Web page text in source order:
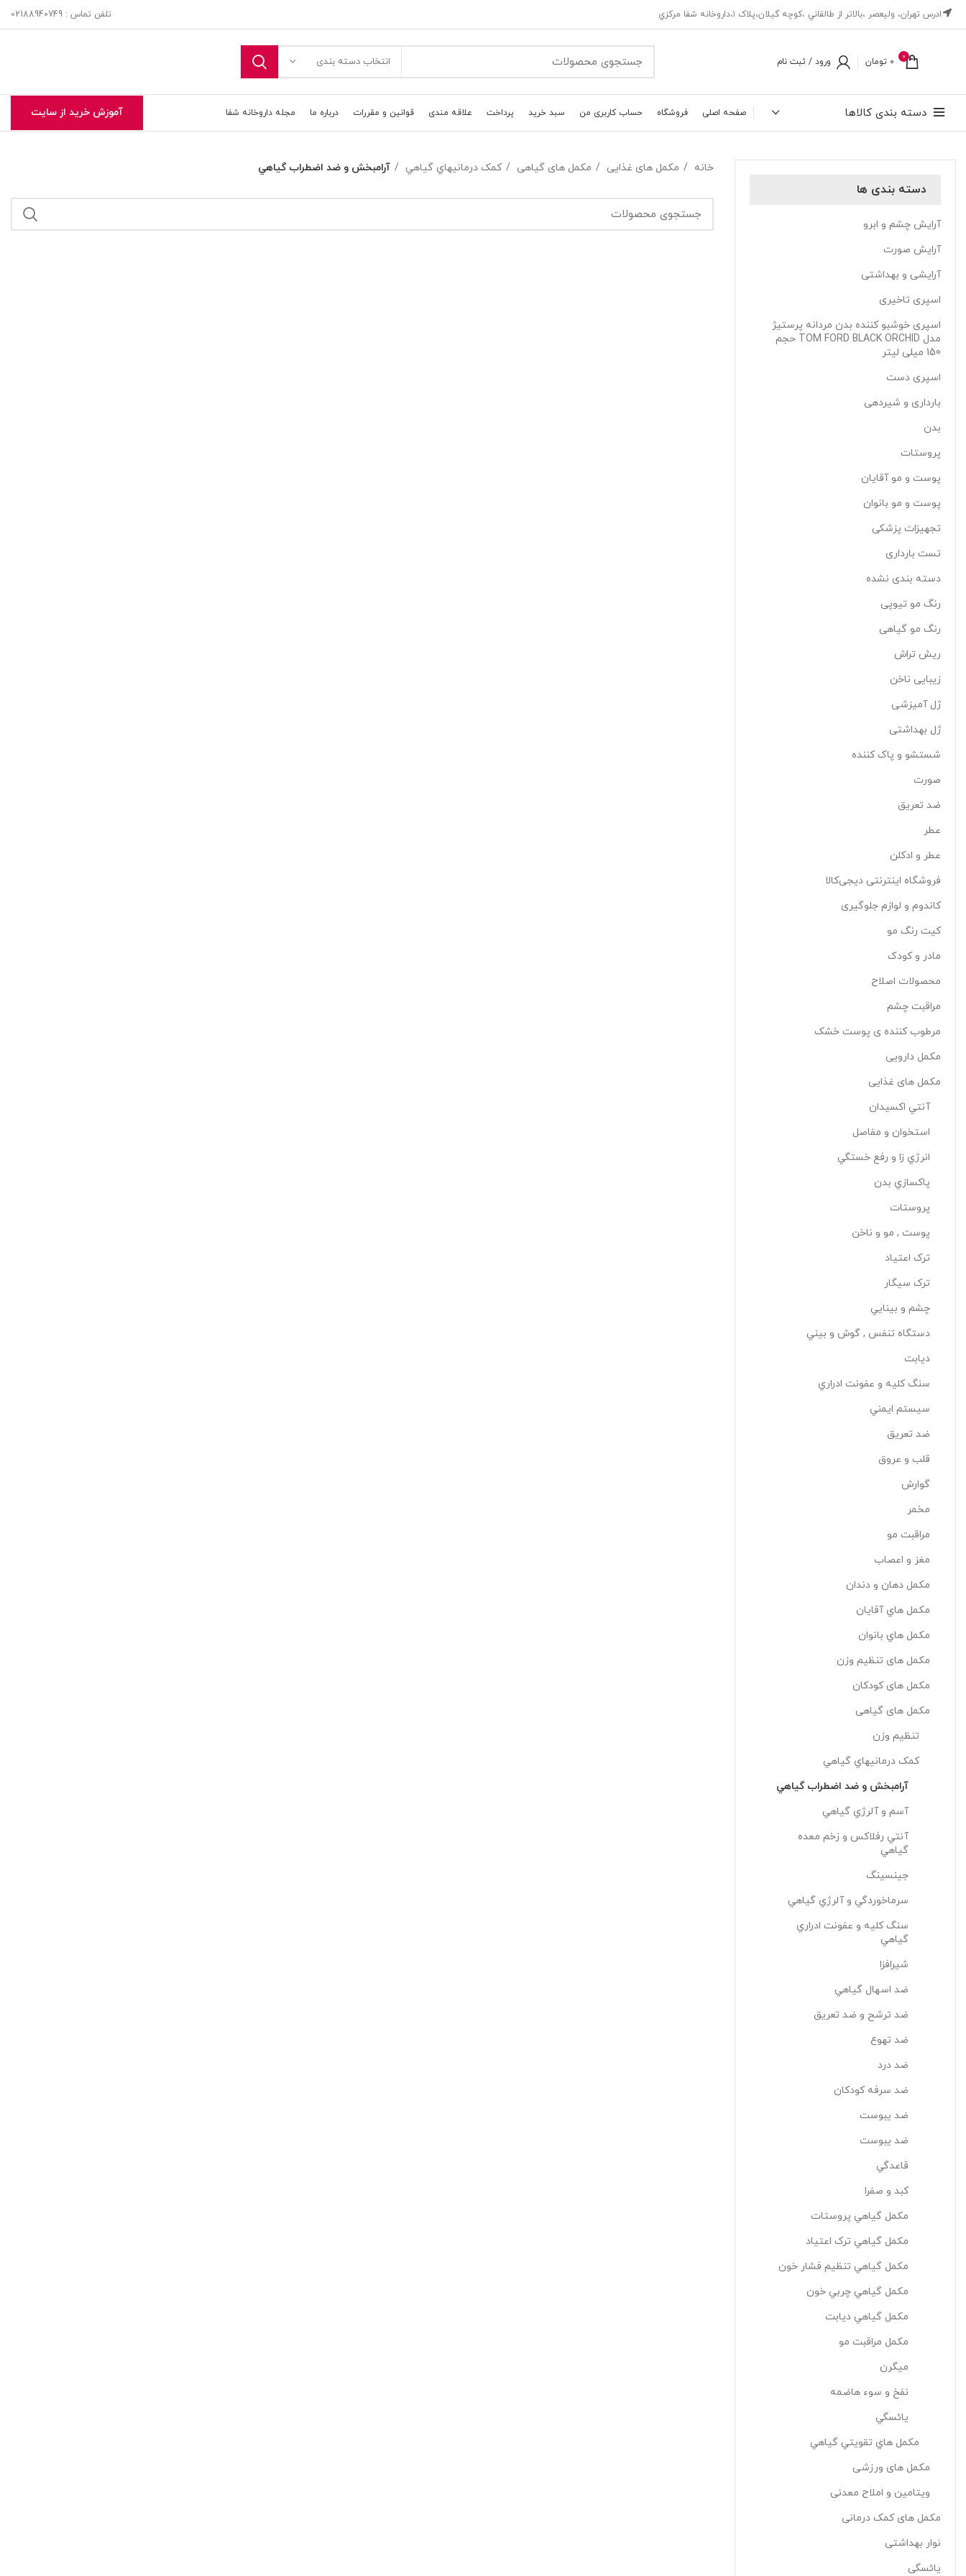
ادرس تهران، ‎وليعصر ،بالاتر از طالقاني ،كوچه گيلان،پلاک ۱،داروخانه شفا مركزي تلفن تماس : 02188940749
0
0 تومان ورود / ثبت نام انتخاب دسته بندی
دسته بندی کالاها صفحه اصلی فروشگاه حساب کاربری من سبد خرید پرداخت علاقه مندی قوانین و مقررات درباره ما مجله داروخانه شفا آموزش خرید از سایت
دسته بندی ها
آرایش چشم و ابرو
آرایش صورت
آرایشی و بهداشتی
اسپری تاخیری
اسپری خوشبو کننده بدن مردانه پرستیژ
مدل TOM FORD BLACK ORCHID حجم
150 میلی لیتر
اسپری دست
بارداری و شیردهی
بدن
پروستات
پوست و مو آقایان
پوست و مو بانوان
تجهیزات پزشکی
تست بارداری
دسته بندی نشده
رنگ مو تیوپی
رنگ مو گیاهی
ریش تراش
زیبایی ناخن
ژل آمیزشی
ژل بهداشتی
شستشو و پاک کننده
صورت
ضد تعریق
عطر
عطر و ادکلن
فروشگاه اینترنتی دیجی‌کالا
کاندوم و لوازم جلوگیری
کیت رنگ مو
مادر و کودک
محصولات اصلاح
مراقبت چشم
مرطوب کننده ی پوست خشک
مکمل دارویی
مکمل های غذایی
آنتي اکسيدان
استخوان و مفاصل
انرژي زا و رفع خستگي
پاکسازي بدن
پروستات
پوست , مو و ناخن
ترک اعتياد
ترک سيگار
چشم و بينايي
دستگاه تنفس , گوش و بيني
دیابت
سنگ کليه و عفونت ادراري
سيستم ايمني
ضد تعريق
قلب و عروق
گوارش
مخمر
مراقبت مو
مغز و اعصاب
مکمل دهان و دندان
مکمل هاي آقايان
مکمل هاي بانوان
مکمل های تنظیم وزن
مکمل های کودکان
مکمل های گیاهی
تنظيم وزن
کمک درمانيهاي گياهي
آرامبخش و ضد اضطراب گياهي
آسم و آلرژي گياهي
آنتي رفلاکس و زخم معده
گياهي
جینسینگ
سرماخوردگي و آلرژي گياهي
سنگ کليه و عفونت ادراري
گياهي
شیرافزا
ضد اسهال گياهي
ضد ترشح و ضد تعریق
ضد تهوع
ضد درد
ضد سرفه کودکان
ضد يبوست
ضد یبوست
قاعدگي
کبد و صفرا
مکمل گياهي پروستات
مکمل گياهي ترک اعتياد
مکمل گياهي تنظيم فشار خون
مکمل گياهي چربي خون
مکمل گياهي ديابت
مکمل مراقبت مو
ميگرن
نفخ و سوء هاضمه
يائسگي
مکمل هاي تقويتي گياهي
مکمل های ورزشی
ویتامین و املاح معدنی
مکمل های کمک درمانی
نوار بهداشتی
یائسگی
خانه مکمل های غذایی مکمل های گیاهی کمک درمانيهاي گياهي آرامبخش و ضد اضطراب گياهي